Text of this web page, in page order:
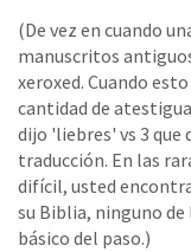
(De vez en cuando
manuscritos
xeroxed. Cuando
cantidad de
dijo 'liebres' vs 3 que
traducción. En las
difícil, usted
su Biblia, ninguno de
básico del paso.)